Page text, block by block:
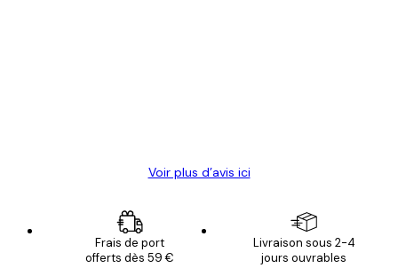
Voir plus d’avis ici
Frais de port
offerts dès 59 €
Livraison sous 2-4
jours ouvrables